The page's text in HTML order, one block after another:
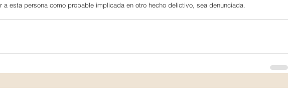
a esta persona como probable implicada en otro hecho delictivo, sea denunciada.